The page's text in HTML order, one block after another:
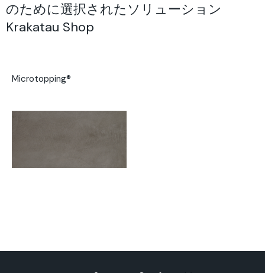
のために選択されたソリューション
Krakatau Shop
Microtopping®